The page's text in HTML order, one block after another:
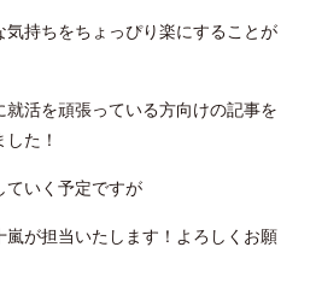
持ちをちょっぴり楽にすることが
就活を頑張っている方向けの記事を
た！
ていく予定ですが
が担当いたします！よろしくお願